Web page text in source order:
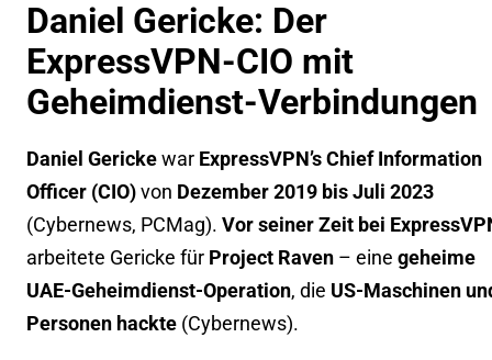
Daniel Gericke: Der
ExpressVPN-CIO mit
Geheimdienst-Verbindungen
Daniel Gerickewar ExpressVPN’s Chief Information
Officer (CIO)von Dezember 2019 bis Juli 2023
(Cybernews, PCMag). Vor seiner Zeit bei
arbeitete Gericke für Project Raven – eine geheime
UAE-Geheimdienst-Operation, die US-Maschinen
Personen hackte (Cybernews).